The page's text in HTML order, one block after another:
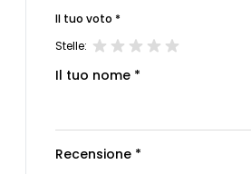
Il tuo voto *
Stelle:
Il tuo nome *
Recensione *